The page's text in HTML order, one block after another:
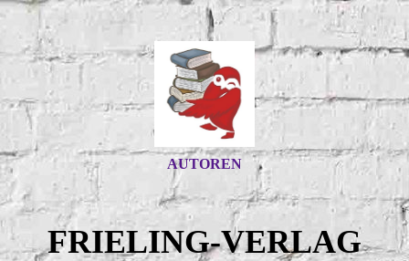
AUTOREN
FRIELING-VERLAG